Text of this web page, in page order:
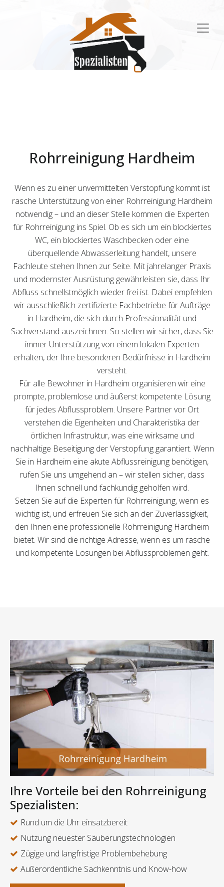
Rohrreinigung Hardheim
Wenn es zu einer unvermittelten Verstopfung kommt ist
rasche Unterstützung von einer Rohrreinigung Hardheim
notwendig – und an dieser Stelle kommen die Experten
für Rohrreinigung ins Spiel. Ob es sich um ein blockiertes
WC, ein blockiertes Waschbecken oder eine
überquellende Abwasserleitung handelt, unsere
Fachleute stehen Ihnen zur Seite. Mit jahrelanger Praxis
und modernster Ausrüstung gewährleisten sie, dass Ihr
Abfluss schnellstmöglich wieder frei ist. Dabei empfehlen
wir ausschließlich zertifizierte Fachbetriebe für Aufträge
in Hardheim, die sich durch Professionalität und
Sachverstand auszeichnen. So stellen wir sicher, dass Sie
immer Unterstützung von einem lokalen Experten
erhalten, der Ihre besonderen Bedürfnisse in Hardheim
versteht.
Für alle Bewohner in Hardheim organisieren wir eine
prompte, problemlose und äußerst kompetente Lösung
für jedes Abflussproblem. Unsere Partner vor Ort
verstehen die Eigenheiten und Charakteristika der
örtlichen Infrastruktur, was eine wirksame und
nachhaltige Beseitigung der Verstopfung garantiert. Wenn
Sie in Hardheim eine akute Abflussreinigung benötigen,
rufen Sie uns umgehend an – wir stellen sicher, dass
Ihnen schnell und fachkundig geholfen wird.
Setzen Sie auf die Experten für Rohrreinigung, wenn es
wichtig ist, und erfreuen Sie sich an der Zuverlässigkeit,
den Ihnen eine professionelle Rohrreinigung Hardheim
bietet. Wir sind die richtige Adresse, wenn es um rasche
und kompetente Lösungen bei Abflussproblemen geht.
Ihre Vorteile bei den Rohrreinigung
Spezialisten:
Rund um die Uhr einsatzbereit
Nutzung neuester Säuberungstechnologien
Zügige und langfristige Problembehebung
Außerordentliche Sachkenntnis und Know-how